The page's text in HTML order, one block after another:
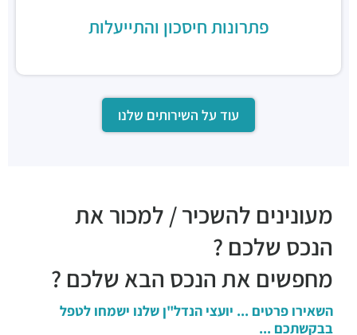
פתרונות חיסכון והתייעלות
עוד על השירותים שלנו
מעונינים להשכיר / למכור את
הנכס שלכם ?
מחפשים את הנכס הבא שלכם ?
השאירו פרטים ... יועצי הנדל"ן שלנו ישמחו לטפל
בבקשתכם ...